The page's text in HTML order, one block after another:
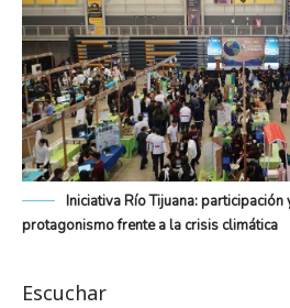
Iniciativa Río Tijuana: participación
protagonismo frente a la crisis climática
Escuchar